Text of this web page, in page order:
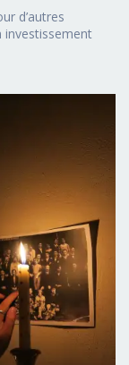
d’autres
investissement